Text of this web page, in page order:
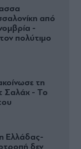
από
-
πολύτιμο
τη
Σαλάχ - Το
Ελλάδας-
δεν